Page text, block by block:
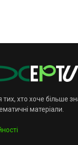
хто хоче більше
матеріали.